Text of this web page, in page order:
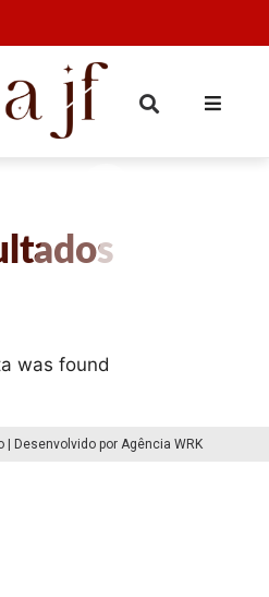
was found
Desenvolvido por Agência WRK